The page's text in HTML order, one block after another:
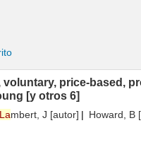
price-based,
[y otros 6]
Lambert, J [autor] Howard, B